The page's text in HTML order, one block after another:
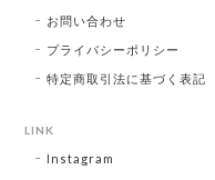
お問い合わせ
プライバシーポリシー
特定商取引法に基づく表記
LINK
Instagram